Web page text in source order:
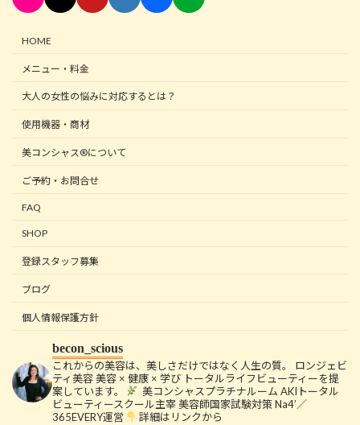
HOME
メニュー・料金
大人の女性の悩みに対応するとは？
使用機器・商材
美コンシャス®について
ご予約・お問合せ
FAQ
SHOP
登録スタッフ募集
ブログ
個人情報保護方針
becon_scious
これからの美容は、美しさだけではなく人生の質。
ロンジェビ
ティ美容美容 × 健康 × 学び トータルライフビューティーを提
案しています。
美コンシャスプラチナルーム AKIトータル
ビューティースクール主宰美容師国家試験対策 Na4’／
365EVERY運営
詳細はリンクから